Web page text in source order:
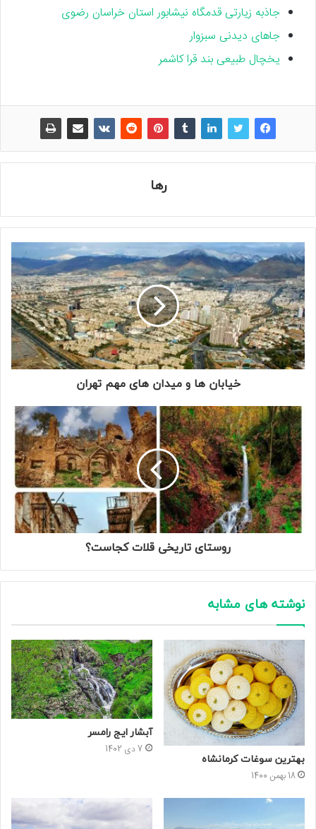
جاذبه زیارتی قدمگاه نیشابور استان خراسان رضوی
جاهای دیدنی سبزوار
یخچال طبیعی بند قرا کاشمر
رها
خیابان ها و میدان های مهم تهران
روستای تاریخی قلات کجاست؟
نوشته های مشابه
بهترین سوغات کرمانشاه
18 بهمن 1400
آبشار ایج رامسر
7 دی 1402